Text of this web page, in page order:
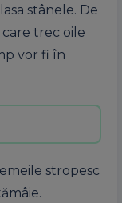
stânele. De
trec oile
vor fi în
stropesc